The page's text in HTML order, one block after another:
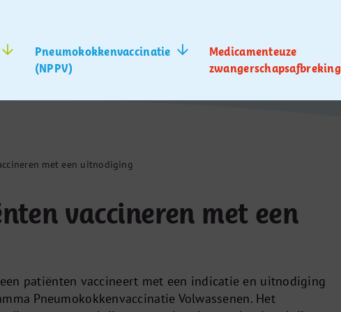
Pneumokokkenvaccinatie
(NPPV)
Medicamenteuze
zwangerschapsafbreking
met een uitnodiging
vaccineren met een
patiënten vaccineert met een indicatie en uitnodiging
Pneumokokkenvaccinatie Volwassenen. Het